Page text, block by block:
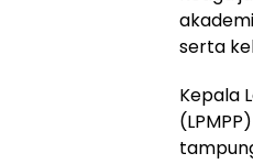
serta
Kepala